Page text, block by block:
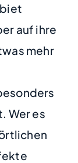
auf ihre
mehr
Wer es